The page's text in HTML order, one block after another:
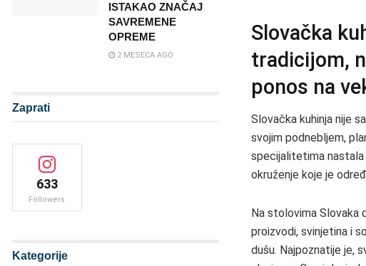
Slovačka
tradicijom,
ponos na
Slovačka kuhinja nije
svojim podnebljem,
specijalitetima nastala
okruženje koje je
Na stolovima Slovaka
proizvodi, svinjetina i
dušu. Najpoznatije je,
ISTAKAO ZNAČAJ
SAVREMENE
OPREME
2 MESECA AGO
Zaprati
633
Followers
Kategorije